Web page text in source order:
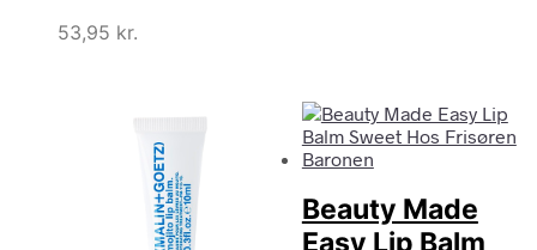
53,95 kr.
Beauty Made
Easy Lip Balm